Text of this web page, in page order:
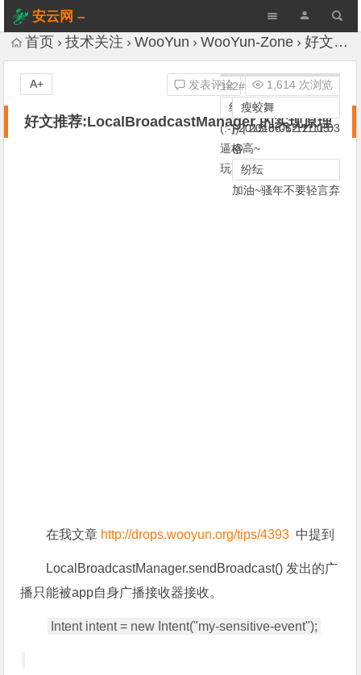
安云网 –
AnYun.ORG
首页 技术关注 WooYun WooYun-Zone 好文推荐:LocalBroadcastManager 的实现原理
好文推荐:LocalBroadcastManager 的实现原理
发表评论 1,614 次浏览
A+
在我文章 http://drops.wooyun.org/tips/4393 中提到
LocalBroadcastManager.sendBroadcast() 发出的广
播只能被app自身广播接收器接收。
Intent intent = new Intent("my-sensitive-event");
1#
纷纭
(:-)) |2015-06-12 11:03
逼格高~
玩不了~~
2#
瘦蛟舞
|2015-06-12 11:05
@
纷纭
加油~骚年不要轻言弃